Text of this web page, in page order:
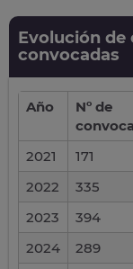
Evolución de
convocadas
Año
Nº de
2021
171
2022
335
2023
394
2024
289